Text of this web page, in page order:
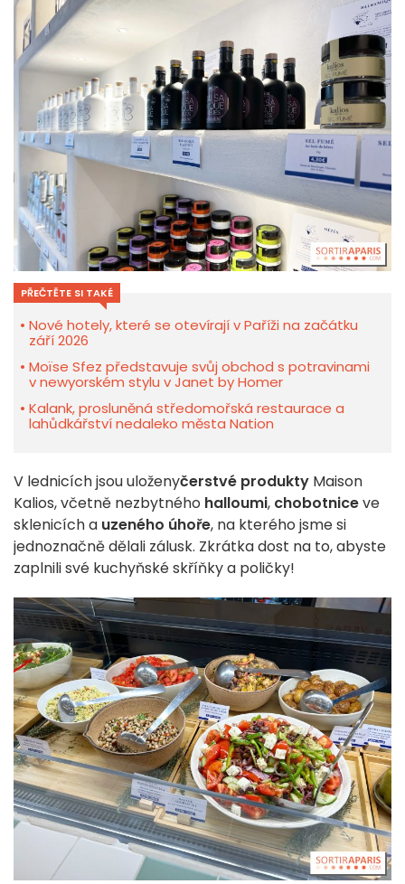
PŘEČTĚTE SI TAKÉ
Nové hotely, které se otevírají v Paříži na začátku
září 2026
Moïse Sfez představuje svůj obchod s potravinami
v newyorském stylu v Janet by Homer
Kalank, prosluněná středomořská restaurace a
lahůdkářství nedaleko města Nation
V lednicích jsou uloženyčerstvé produkty Maison
Kalios, včetně nezbytného halloumi, chobotniceve
sklenicích a uzeného úhoře, na kterého jsme si
jednoznačně dělali zálusk. Zkrátka dost na to, abyste
zaplnili své kuchyňské skříňky a poličky!